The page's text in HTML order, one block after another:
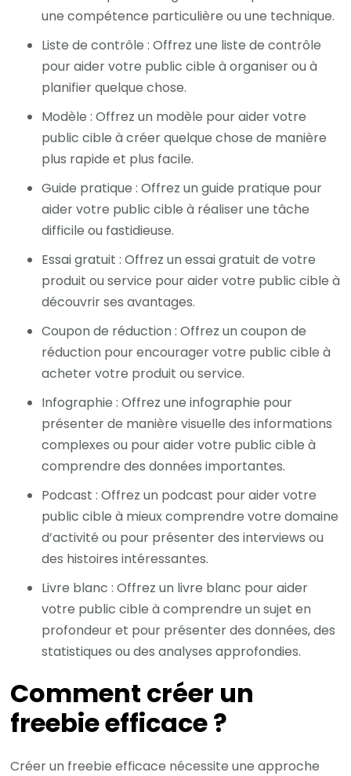
une compétence particulière ou une technique.
Liste de contrôle : Offrez une liste de contrôle
pour aider votre public cible à organiser ou à
planifier quelque chose.
Modèle : Offrez un modèle pour aider votre
public cible à créer quelque chose de manière
plus rapide et plus facile.
Guide pratique : Offrez un guide pratique pour
aider votre public cible à réaliser une tâche
difficile ou fastidieuse.
Essai gratuit : Offrez un essai gratuit de votre
produit ou service pour aider votre public cible à
découvrir ses avantages.
Coupon de réduction : Offrez un coupon de
réduction pour encourager votre public cible à
acheter votre produit ou service.
Infographie : Offrez une infographie pour
présenter de manière visuelle des informations
complexes ou pour aider votre public cible à
comprendre des données importantes.
Podcast : Offrez un podcast pour aider votre
public cible à mieux comprendre votre domaine
d’activité ou pour présenter des interviews ou
des histoires intéressantes.
Livre blanc : Offrez un livre blanc pour aider
votre public cible à comprendre un sujet en
profondeur et pour présenter des données, des
statistiques ou des analyses approfondies.
Comment créer un
freebie efficace ?
Créer un freebie efficace nécessite une approche